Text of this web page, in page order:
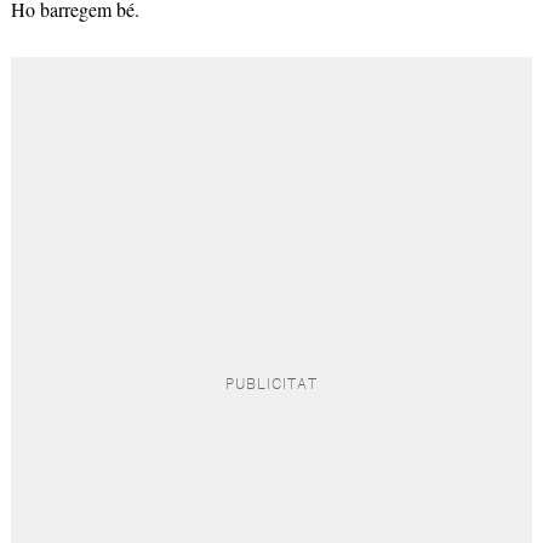
Ho barregem bé.